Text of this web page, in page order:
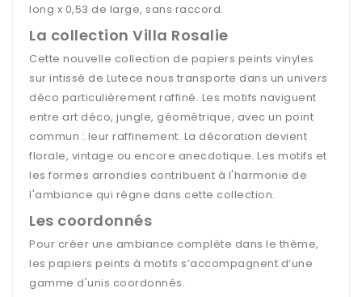
long x 0,53 de large, sans raccord.
La collection Villa Rosalie
Cette nouvelle collection de papiers peints vinyles
sur intissé de Lutece nous transporte dans un univers
déco particulièrement raffiné. Les motifs naviguent
entre art déco, jungle, géométrique, avec un point
commun : leur raffinement. La décoration devient
florale, vintage ou encore anecdotique. Les motifs et
les formes arrondies contribuent à l'harmonie de
l'ambiance qui règne dans cette collection.
Les coordonnés
Pour créer une ambiance complète dans le thème,
les papiers peints à motifs s’accompagnent d’une
gamme d'unis coordonnés.